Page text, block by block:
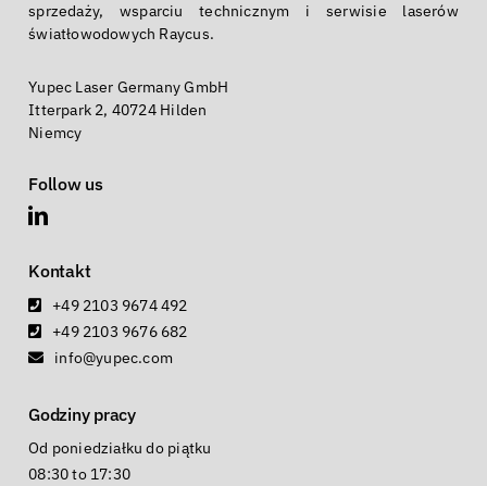
sprzedaży, wsparciu technicznym i serwisie laserów
światłowodowych Raycus.
Yupec Laser Germany GmbH
Itterpark 2, 40724 Hilden
Niemcy
Follow us
Kontakt
+49 2103 9674 492
+49 2103 9676 682
info@yupec.com
Godziny pracy
Od poniedziałku do piątku
08:30 to 17:30